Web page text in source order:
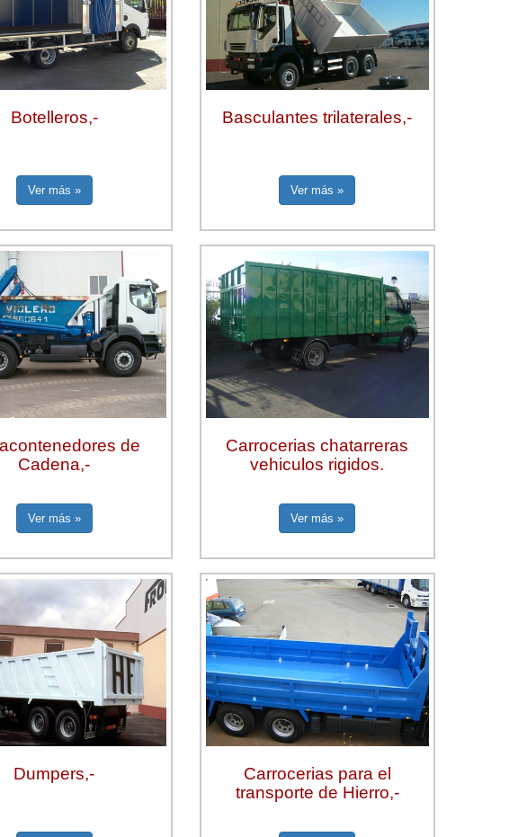
Botelleros,-
Ver más »
Basculantes trilaterales,-
Ver más »
de
Cadena,-
Ver más »
Carrocerias chatarreras
vehiculos rigidos.
Ver más »
Dumpers,-
Carrocerias para el
transporte de Hierro,-